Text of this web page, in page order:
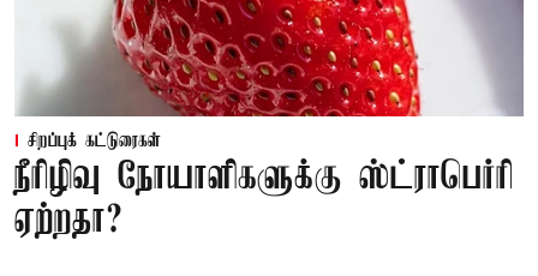
சிறப்புக் கட்டுரைகள்
நீரிழிவு நோயாளிகளுக்கு ஸ்ட்ராபெர்ரி
ஏற்றதா?